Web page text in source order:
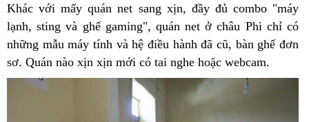
Khác với mấy quán net sang xịn, đầy đủ combo "máy
lạnh, sting và ghế gaming", quán net ở châu Phi chỉ có
những mẫu máy tính và hệ điều hành đã cũ, bàn ghế đơn
sơ. Quán nào xịn xịn mới có tai nghe hoặc webcam.